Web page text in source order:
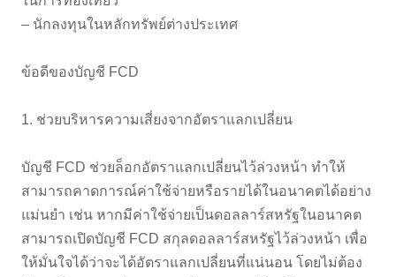
– นักลงทุนในหลักทรัพย์ต่างประเทศ
ข้อดีของบัญชี FCD
1. ช่วยบริหารความเสี่ยงจากอัตราแลกเปลี่ยน
บัญชี FCD ช่วยล็อกอัตราแลกเปลี่ยนไว้ล่วงหน้า ทำให้
สามารถคาดการณ์ค่าใช้จ่ายหรือรายได้ในอนาคตได้อย่าง
แม่นยำ เช่น หากมีค่าใช้จ่ายเป็นดอลลาร์สหรัฐในอนาคต
สามารถเปิดบัญชี FCD สกุลดอลลาร์สหรัฐไว้ล่วงหน้า เพื่อ
ให้มั่นใจได้ว่าจะได้อัตราแลกเปลี่ยนที่แน่นอน โดยไม่ต้อง